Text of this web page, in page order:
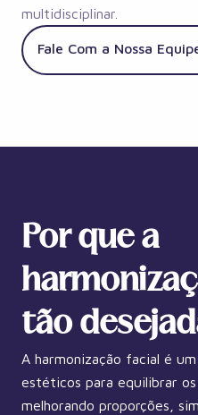
multidisciplinar.
Fale Com a Nossa
Por que a
tão
A harmonização facial é
estéticos para equilibrar
melhorando proporções,